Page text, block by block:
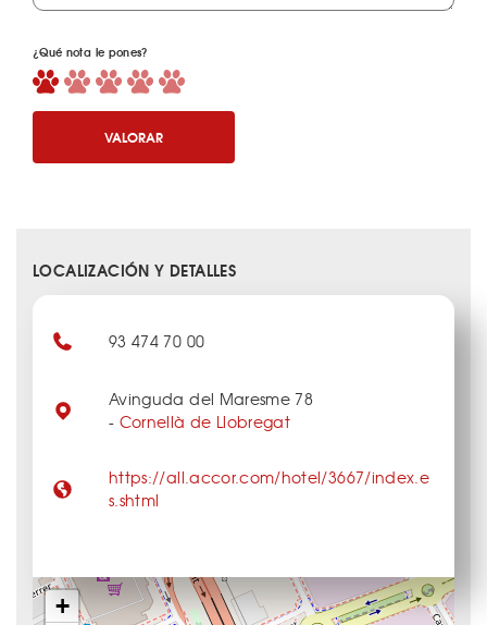
¿Qué nota le pones?
VALORAR
LOCALIZACIÓN Y DETALLES
+
93 474 70 00
Avinguda del Maresme 78
- Cornellà de Llobregat
https://all.accor.com/hotel/3667/index.e
s.shtml